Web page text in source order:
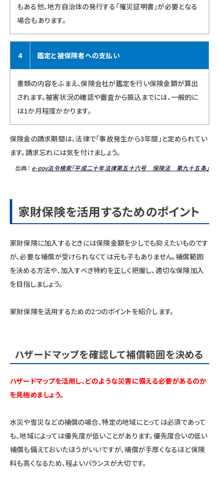
もある他、地方自治体の発行する「罹災証明書」が必要となる
場合もあります。
4 鑑定と被保険者への支払い
書類の内容をふまえ、保険会社が鑑定を行い保険金額が算出
されます。被害状況の確認や審査から振込までには、一般的に
は1か月程度かかります。
保険金の請求期間は、法律で「事故発生から3年間」と定められてい
ます。請求忘れには気を付けましょう。
出典： e-gov法令検索「平成二十年法律第五十六号 保険法 第九十五条」
家財保険を活用するためのポイント
家財保険に加入するときには保険金額を少しでも抑えたいものです
が、必要な補償が受けられなくては元も子もありません。補償範囲
を決める方法や、加入すべき特約を正しく把握し、適切な保険加入
を目指しましょう。
家財保険を活用するための2つのポイントを紹介します。
ハザードマップを確認して補償範囲を決める
ハザードマップを活用し、どのような災害に備える必要があるのか
を見極めましょう。
水災や雪災などの補償の場合、特定の地域にとっては必須であって
も、地域によっては優先度が低いことがあります。優先度合いの低い
補償も備えておいたほうがいいですが、補償が手厚くなるほど保険
料も高くなるため、程よいバランスが大切です。